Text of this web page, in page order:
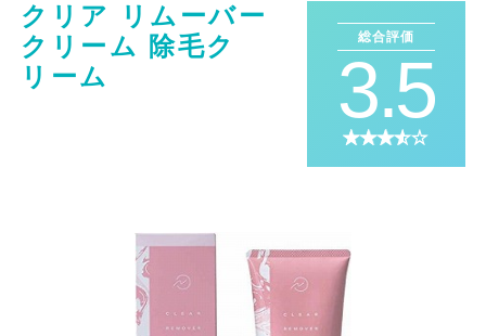
クリア リムーバー
クリーム 除毛ク
リーム
総合評価
3.5